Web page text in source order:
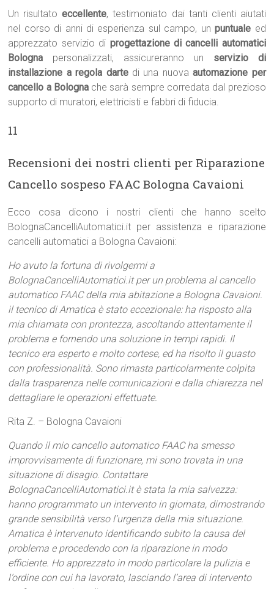
Un risultatoeccellente, testimoniato dai tanti clienti aiutati
nel corso di anni di esperienza sul campo, unpuntuale ed
apprezzato servizio di progettazione di cancelli automatici
Bologna personalizzati, assicureranno un servizio di
installazione a regola dartedi una nuovaautomazione per
cancello a Bologna che sarà sempre corredata dal prezioso
supporto di muratori, elettricisti e fabbri di fiducia.
11
Recensioni dei nostri clienti per Riparazione
Cancello sospeso FAAC Bologna Cavaioni
Ecco cosa dicono i nostri clienti che hanno scelto
BolognaCancelliAutomatici.it per assistenza e riparazione
cancelli automatici a Bologna Cavaioni:
Ho avuto la fortuna di rivolgermi a
BolognaCancelliAutomatici.it per un problema al cancello
automatico FAAC della mia abitazione a Bologna Cavaioni.
il tecnico di Amatica è stato eccezionale: ha risposto alla
mia chiamata con prontezza, ascoltando attentamente il
problema e fornendo una soluzione in tempi rapidi. Il
tecnico era esperto e molto cortese, ed ha risolto il guasto
con professionalità. Sono rimasta particolarmente colpita
dalla trasparenza nelle comunicazioni e dalla chiarezza nel
dettagliare le operazioni effettuate.
Rita Z. – Bologna Cavaioni
Quando il mio cancello automatico FAAC ha smesso
improvvisamente di funzionare, mi sono trovata in una
situazione di disagio. Contattare
BolognaCancelliAutomatici.it è stata la mia salvezza:
hanno programmato un intervento in giornata, dimostrando
grande sensibilità verso l’urgenza della mia situazione.
Amatica è intervenuto identificando subito la causa del
problema e procedendo con la riparazione in modo
efficiente. Ho apprezzato in modo particolare la pulizia e
l’ordine con cui ha lavorato, lasciando l’area di intervento